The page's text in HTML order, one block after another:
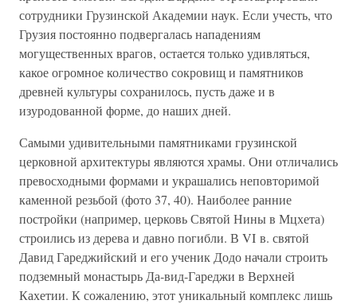
сотрудники Грузинской Академии наук. Если учесть, что
Грузия постоянно подвергалась нападениям
могущественных врагов, остается только удивляться,
какое огромное количество сокровищ и памятников
древней культуры сохранилось, пусть даже и в
изуродованной форме, до наших дней.
Самыми удивительными памятниками грузинской
церковной архитектуры являются храмы. Они отличались
превосходными формами и украшались неповторимой
каменной резьбой (фото 37, 40). Наиболее ранние
постройки (например, церковь Святой Нины в Мцхета)
строились из дерева и давно погибли. В VI в. святой
Давид Гареджийский и его ученик Додо начали строить
подземный монастырь Да-вид-Гареджи в Верхней
Кахетии. К сожалению, этот уникальный комплекс лишь